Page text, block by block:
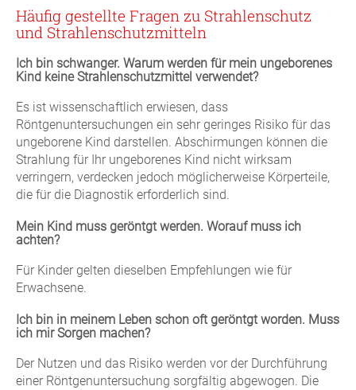
Häufig gestellte Fragen zu Strahlenschutz
und Strahlenschutzmitteln
Ich bin schwanger. Warum werden für mein ungeborenes
Kind keine Strahlenschutzmittel verwendet?
Es ist wissenschaftlich erwiesen, dass
Röntgenuntersuchungen ein sehr geringes Risiko für das
ungeborene Kind darstellen. Abschirmungen können die
Strahlung für Ihr ungeborenes Kind nicht wirksam
verringern, verdecken jedoch möglicherweise Körperteile,
die für die Diagnostik erforderlich sind.
Mein Kind muss geröntgt werden. Worauf muss ich
achten?
Für Kinder gelten dieselben Empfehlungen wie für
Erwachsene.
Ich bin in meinem Leben schon oft geröntgt worden. Muss
ich mir Sorgen machen?
Der Nutzen und das Risiko werden vor der Durchführung
einer Röntgenuntersuchung sorgfältig abgewogen. Die